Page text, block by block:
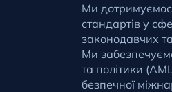
Ми
стандартів у
законодавчих
Ми
та політики
безпечної